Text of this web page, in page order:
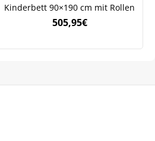
Kinderbett 90×190 cm mit Rollen
505,95€